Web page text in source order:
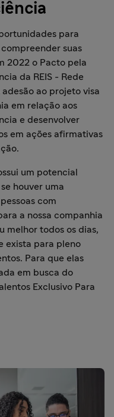
para
suas
2022 o Pacto pela
da REIS - Rede
adesão ao projeto visa
em relação aos
e desenvolver
em ações afirmativas
um potencial
houver uma
com
a nossa companhia
melhor todos os dias,
exista para pleno
Para que elas
em busca do
Exclusivo Para